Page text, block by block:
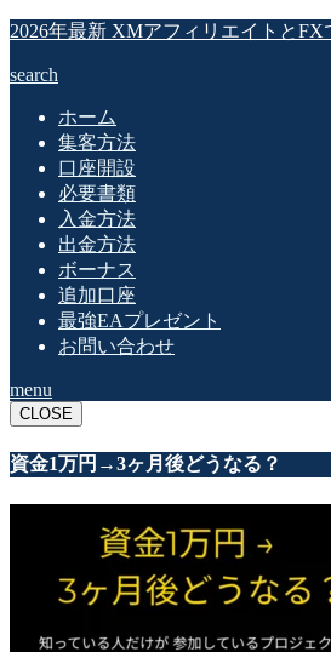
2026年最新 XMアフィリエイトとFX
search
ホーム
集客方法
口座開設
必要書類
入金方法
出金方法
ボーナス
追加口座
最強EAプレゼント
お問い合わせ
menu
CLOSE
資金1万円→3ヶ月後どうなる？